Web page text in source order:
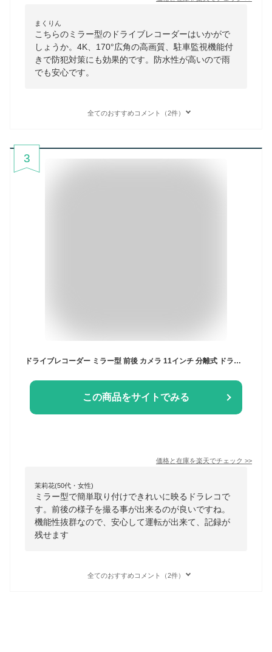
まくりん
こちらのミラー型のドライブレコーダーはいかがで
しょうか。4K、170°広角の高画質、駐車監視機能付
きで防犯対策にも効果的です。防水性が高いので雨
でも安心です。
全てのおすすめコメント（2件）
3
ドライブレコーダー ミラー型 前後 カメラ 11インチ 分離式 ドラレコ 15段階ズーム機能 デジタルインナーミラー SONY STARVIS IMXセンサー採用 HDR/WDR 170°広角 前後1080P 上下/左右反転可能 2重映像対策 光の反射対策 駐車監視 タイムプラス 2年保証 KASUVAR KA10X
この商品をサイトでみる
価格と在庫を楽天でチェック >>
茉莉花(50代・女性)
ミラー型で簡単取り付けできれいに映るドラレコで
す。前後の様子を撮る事が出来るのが良いですね。
機能性抜群なので、安心して運転が出来て、記録が
残せます
全てのおすすめコメント（2件）